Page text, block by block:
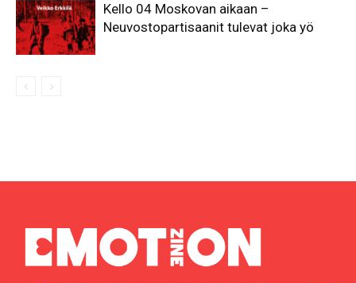
Kello 04 Moskovan aikaan –
Neuvostopartisaanit tulevat joka yö